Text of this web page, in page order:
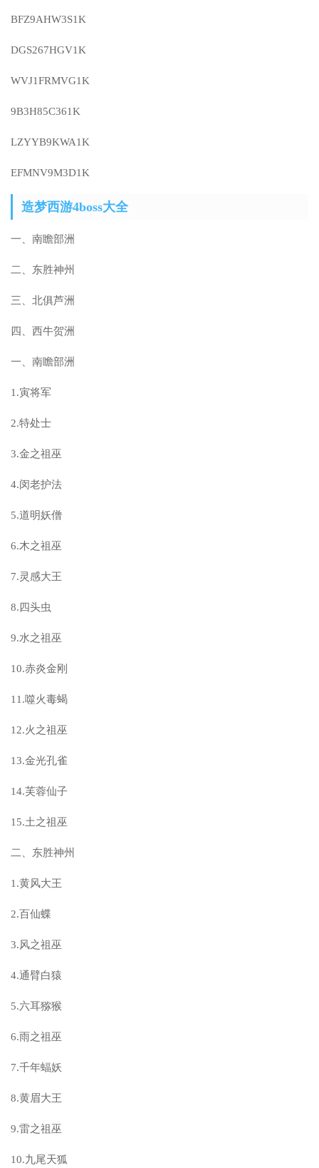
BFZ9AHW3S1K
DGS267HGV1K
WVJ1FRMVG1K
9B3H85C361K
LZYYB9KWA1K
EFMNV9M3D1K
造梦西游4boss大全
一、南瞻部洲
二、东胜神州
三、北俱芦洲
四、西牛贺洲
一、南瞻部洲
1.寅将军
2.特处士
3.金之祖巫
4.闵老护法
5.道明妖僧
6.木之祖巫
7.灵感大王
8.四头虫
9.水之祖巫
10.赤炎金刚
11.噬火毒蝎
12.火之祖巫
13.金光孔雀
14.芙蓉仙子
15.土之祖巫
二、东胜神州
1.黄风大王
2.百仙蝶
3.风之祖巫
4.通臂白猿
5.六耳猕猴
6.雨之祖巫
7.千年蝠妖
8.黄眉大王
9.雷之祖巫
10.九尾天狐